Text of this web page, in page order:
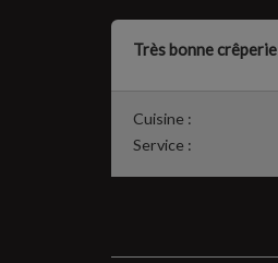
Très bonne crêperie
Cuisine :
Service :